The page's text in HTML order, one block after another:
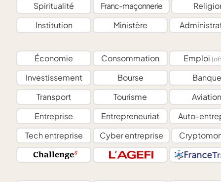
Spiritualité
Franc-maçonnerie
Institution
Ministère
Économie Consommation Emploi
Investissement Bourse
Banque
Transport
Tourisme
Aviation
Entreprise
Entrepreneuriat
Auto-
Tech entreprise
Cyber entreprise